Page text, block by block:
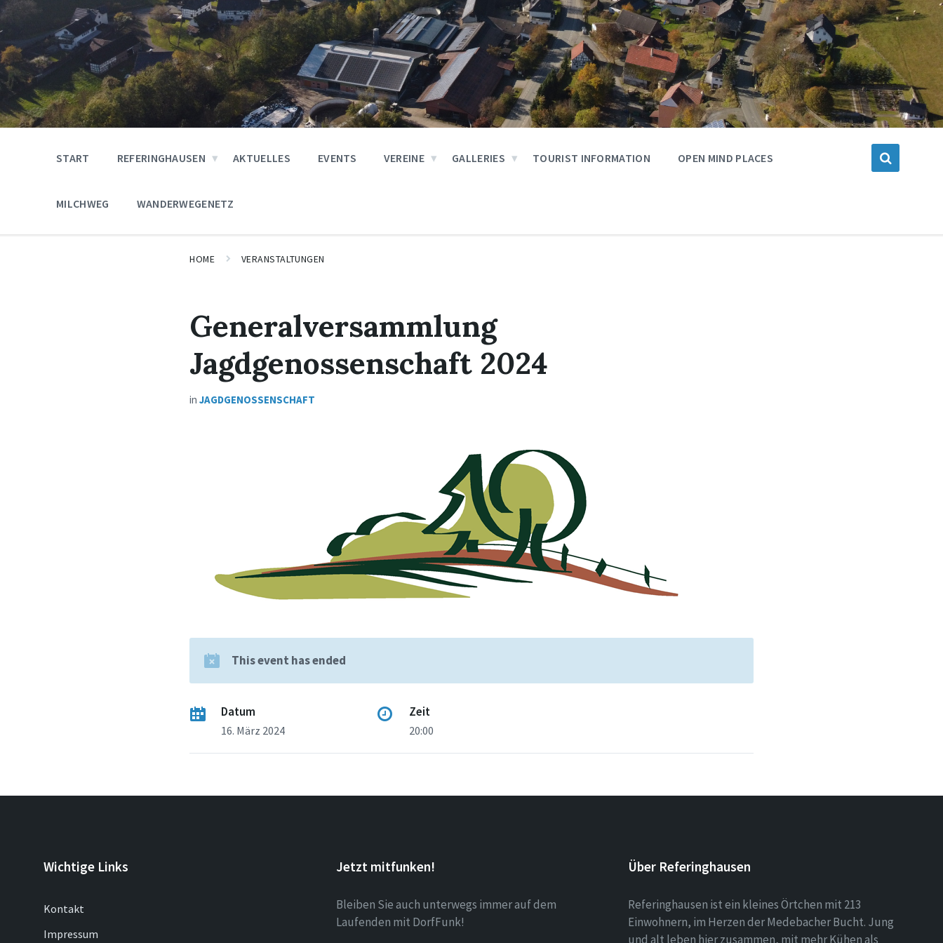
START REFERINGHAUSEN AKTUELLES EVENTS VEREINE GALLERIES TOURIST INFORMATION OPEN MIND PLACES
MILCHWEG WANDERWEGENETZ
HOME VERANSTALTUNGEN
Generalversammlung
Jagdgenossenschaft 2024
inJAGDGENOSSENSCHAFT
This event has ended
Datum
16. März 2024
Zeit
20:00
Wichtige Links
Kontakt
Impressum
Jetzt mitfunken!
Bleiben Sie auch unterwegs immer auf dem
Laufenden mit DorfFunk!
Über Referinghausen
Referinghausen ist ein kleines Örtchen mit 213
Einwohnern, im Herzen der Medebacher Bucht. Jung
und alt leben hier zusammen, mit mehr Kühen als